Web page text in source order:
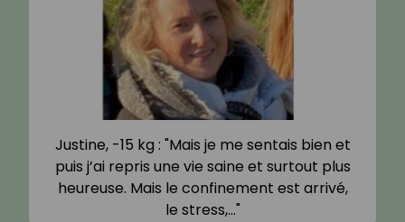
Justine, -15 kg : "Mais je me sentais bien et
puis j’ai repris une vie saine et surtout plus
heureuse. Mais le confinement est arrivé,
le stress,…"